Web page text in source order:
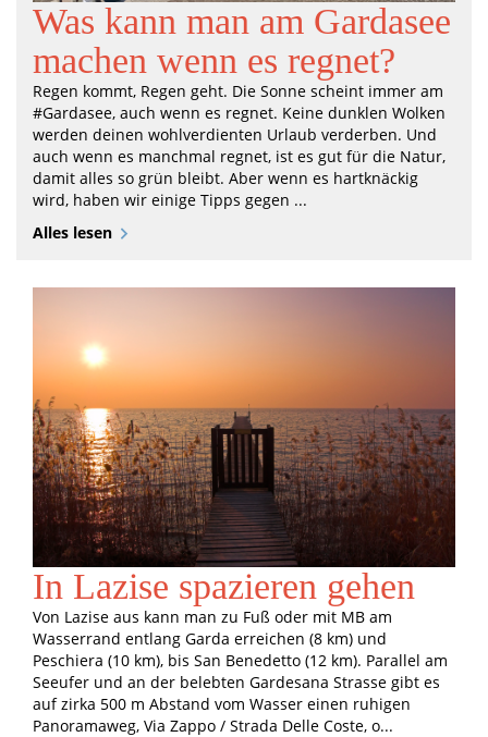
Was kann man am Gardasee
machen wenn es regnet?
Regen kommt, Regen geht. Die Sonne scheint immer am
#Gardasee, auch wenn es regnet. Keine dunklen Wolken
werden deinen wohlverdienten Urlaub verderben. Und
auch wenn es manchmal regnet, ist es gut für die Natur,
damit alles so grün bleibt. Aber wenn es hartknäckig
wird, haben wir einige Tipps gegen ...
Alles lesen
In Lazise spazieren gehen
Von Lazise aus kann man zu Fuß oder mit MB am
Wasserrand entlang Garda erreichen (8 km) und
Peschiera (10 km), bis San Benedetto (12 km). Parallel am
Seeufer und an der belebten Gardesana Strasse gibt es
auf zirka 500 m Abstand vom Wasser einen ruhigen
Panoramaweg, Via Zappo / Strada Delle Coste, o...